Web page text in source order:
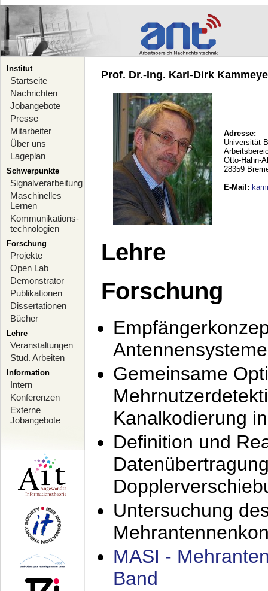
Institut
Startseite
Nachrichten
Jobangebote
Presse
Mitarbeiter
Über uns
Lageplan
Schwerpunkte
Signalverarbeitung
Maschinelles
Lernen
Kommunikations-
technologien
Forschung
Projekte
Open Lab
Demonstrator
Publikationen
Dissertationen
Bücher
Lehre
Veranstaltungen
Stud. Arbeiten
Information
Intern
Konferenzen
Externe
Jobangebote
Prof. Dr.-Ing. Karl-Dirk
Adresse:
Universität
Otto-Hahn-
28359
E-Mail :
Lehre
Forschung
Antennensysteme
Gemeinsame
Kanalkodierung
Definition und
Untersuchung
MASI -
Band